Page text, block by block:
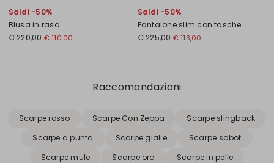
Saldi -50%
Blusa in raso
€ 220,00€ 110,00
Saldi -50%
Pantalone slim con tasche
€ 225,00€ 113,00
Raccomandazioni
Scarpe rosso Scarpe Con Zeppa
Scarpe slingback
Scarpe a punta
Scarpe gialle
Scarpe sabot
Scarpe mule
Scarpe oro
Scarpe in pelle